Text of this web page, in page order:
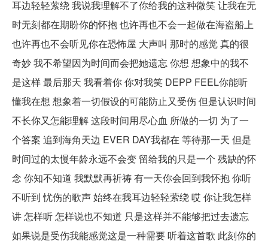
耳边轻轻萦绕 我说我理解不了你给我的这种微笑 让我在无
时无刻都在期盼你的怀抱 也许再也不会一起做在海盗船上
也许再也不会听见你在恐怖屋 大声叫 那时的感觉 真的很
奇妙 我不希望因为时间而会把她遗忘 你想 想象中的我不
是这样 最后那天 我看着你 你对我笑 DEPP FEEL你能听
懂我在想 想象着一切假设的可能防止又受伤 但是认识时间
不长你又怎能理解 这段时间用尽心血 所做的一切 为了一
个答案 追到海角天边 EVER DAY我都在 等待那一天 但是
时间过的太慢年龄永远不会变 留给我的只是一个 残缺的怀
念 你知不知道 我默默再祈祷 有一天你会回到我怀抱 你听
不听到 忧伤的歌声 始终在我耳边轻轻萦绕 哎 你让我怎样
讲 怎样听 怎样说也不知道 只是这样并不能够把过去遗忘
如果说是受伤我能感觉这是一种需要 听着这首歌 此刻你的